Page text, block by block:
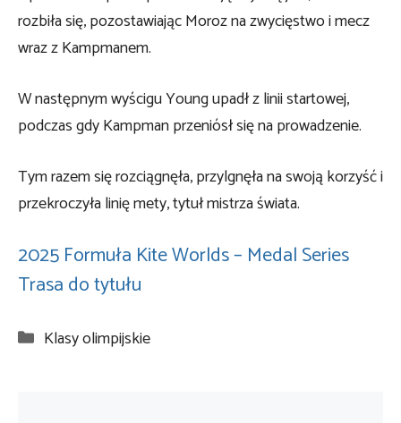
rozbiła się, pozostawiając Moroz na zwycięstwo i mecz
wraz z Kampmanem.
W następnym wyścigu Young upadł z linii startowej,
podczas gdy Kampman przeniósł się na prowadzenie.
Tym razem się rozciągnęła, przylgnęła na swoją korzyść i
przekroczyła linię mety, tytuł mistrza świata.
2025 Formuła Kite Worlds – Medal Series
Trasa do tytułu
Kategorie
Klasy olimpijskie